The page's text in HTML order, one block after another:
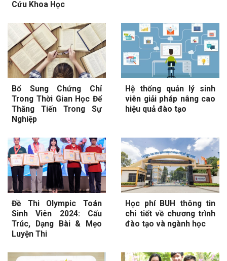
Cứu Khoa Học
Bổ Sung Chứng Chỉ
Trong Thời Gian Học Để
Thăng Tiến Trong Sự
Nghiệp
Hệ thống quản lý sinh
viên giải pháp nâng cao
hiệu quả đào tạo
Đề Thi Olympic Toán
Sinh Viên 2024: Cấu
Trúc, Dạng Bài & Mẹo
Luyện Thi
Học phí BUH thông tin
chi tiết về chương trình
đào tạo và ngành học